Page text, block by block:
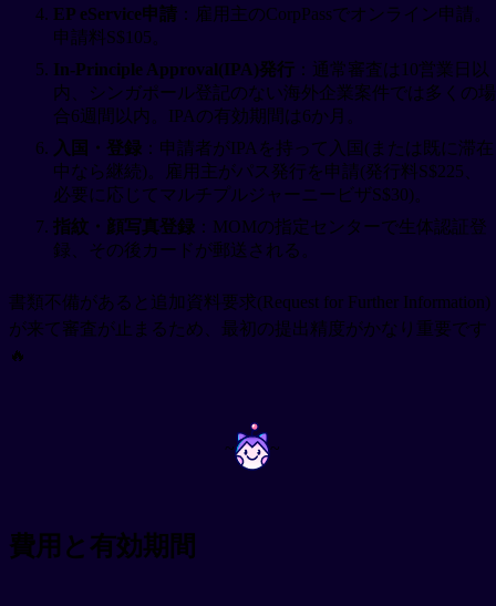
EP eService申請 ：雇用主のCorpPassでオンライン申請。
申請料S$105。
In-Principle Approval(IPA)発行 ：通常審査は10営業日以
内、シンガポール登記のない海外企業案件では多くの場
合6週間以内。IPAの有効期間は6か月。
入国・登録 ：申請者がIPAを持って入国(または既に滞在
中なら継続)。雇用主がパス発行を申請(発行料S$225、
必要に応じてマルチプルジャーニービザS$30)。
指紋・顔写真登録 ：MOMの指定センターで生体認証登
録、その後カードが郵送される。
書類不備があると追加資料要求(Request for Further Information)
が来て審査が止まるため、最初の提出精度がかなり重要です
🔥
~ ~
費用と有効期間